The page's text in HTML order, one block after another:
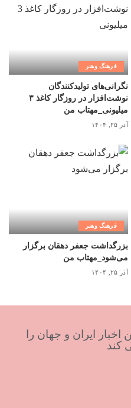
فرهنگ وهنر
نگرانی‌های تولیدکنندگان
نوشت‌افزار در روزگار کاغذ ۳
میلیونی_مهتاب من
آذر ۲۵, ۱۴۰۴
فرهنگ وهنر
بزرگداشت جعفر دهقان برگزار
می‌شود_مهتاب من
آذر ۲۵, ۱۴۰۴
ایران و جهان را
کند